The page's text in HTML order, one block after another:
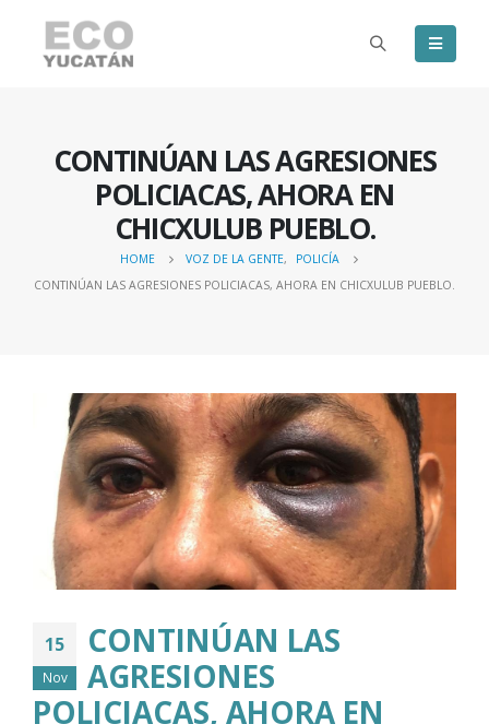
CONTINÚAN LAS AGRESIONES
POLICIACAS, AHORA EN
CHICXULUB PUEBLO.
HOME VOZ DE LA GENTE,
POLICÍA
CONTINÚAN LAS AGRESIONES POLICIACAS, AHORA EN CHICXULUB PUEBLO.
15
Nov
CONTINÚAN LAS
AGRESIONES
POLICIACAS, AHORA EN